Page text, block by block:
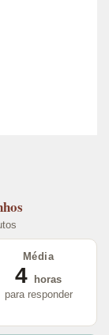
Média
4
horas
para responder